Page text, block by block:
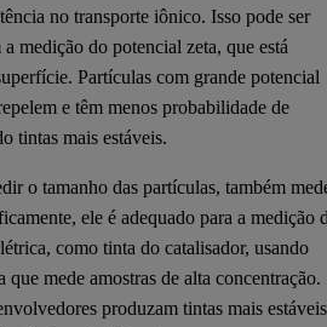
no transporte iônico. Isso pode ser
medição do potencial zeta, que está
Partículas com grande potencial
e têm menos probabilidade de
tintas mais estáveis.
o tamanho das partículas, também
ele é adequado para a medição
como tinta do catalisador, usando
que mede amostras de alta concentração.
produzam tintas mais